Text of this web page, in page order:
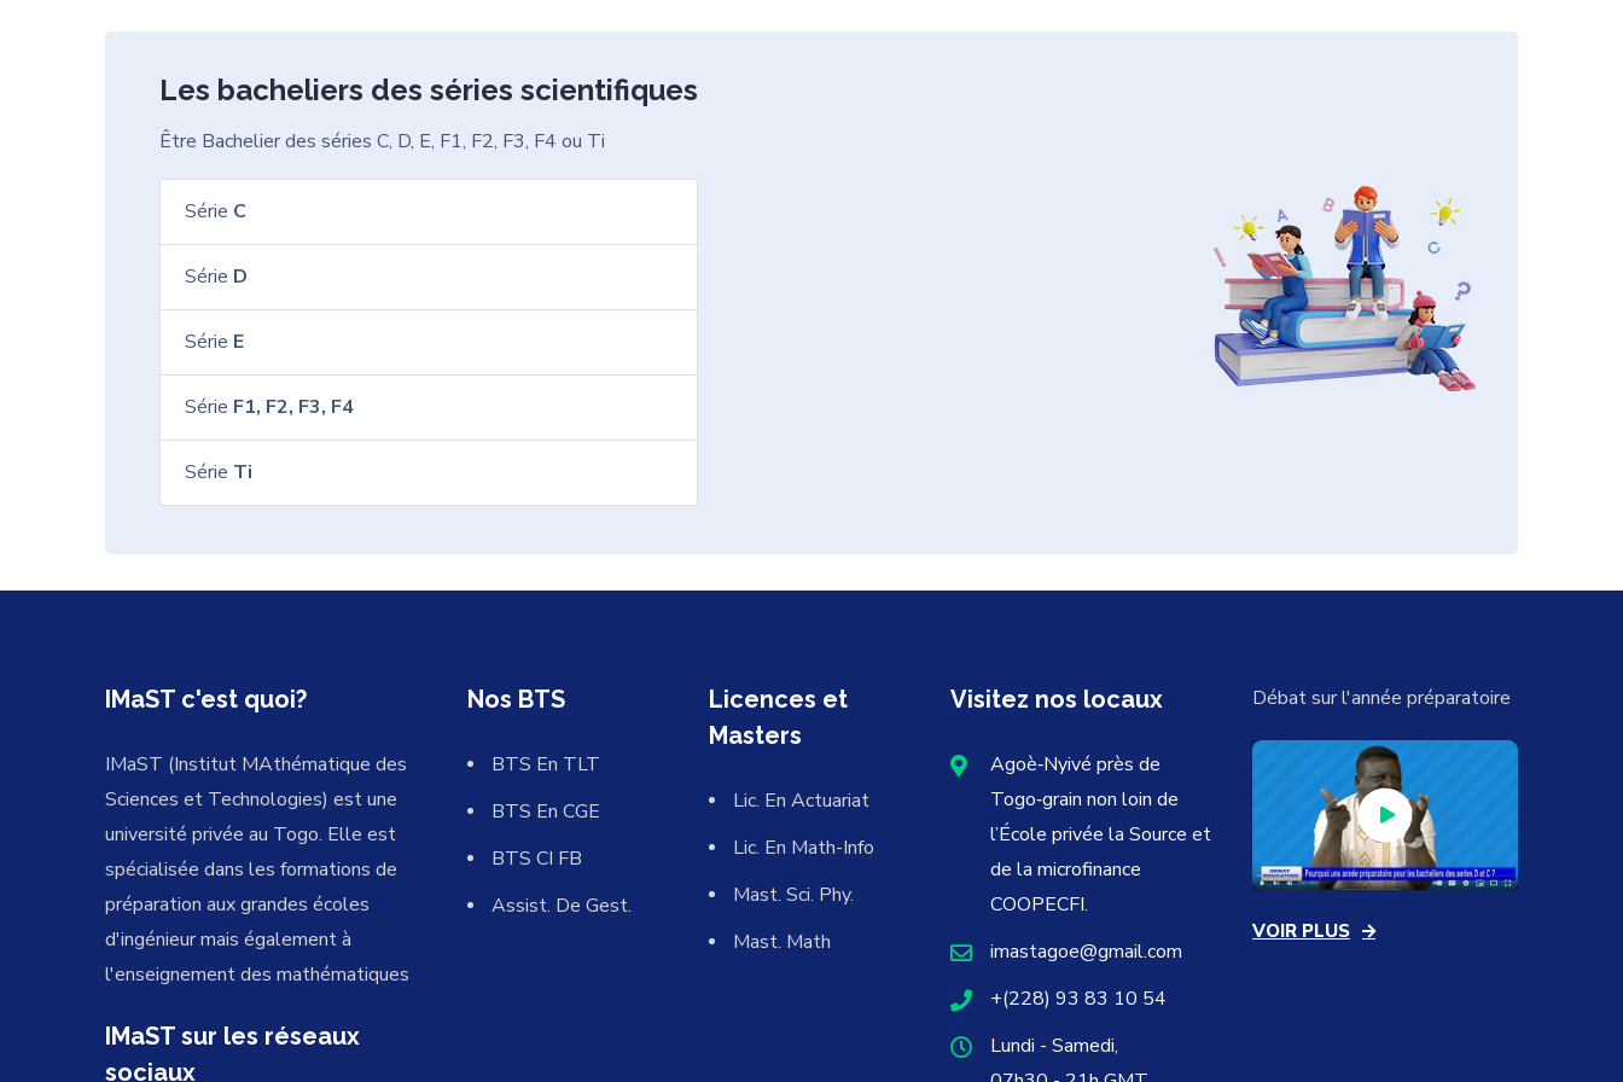
Les bacheliers des séries scientifiques
Être Bachelier des séries C, D, E, F1, F2, F3, F4 ou Ti
Série C
Série D
Série E
Série F1, F2, F3, F4
Série Ti
IMaST c'est quoi?
IMaST (Institut MAthématique des
Sciences et Technologies) est une
université privée au Togo. Elle est
spécialisée dans les formations de
préparation aux grandes écoles
d'ingénieur mais également à
l'enseignement des mathématiques
IMaST sur les réseaux
sociaux
Nos BTS
BTS En TLT
BTS En CGE
BTS CI FB
Assist. De Gest.
Licences et
Masters
Lic. En Actuariat
Lic. En Math-Info
Mast. Sci. Phy.
Mast. Math
Visitez nos locaux
Agoè‐Nyivé près de
Togo‐grain non loin de
l’École privée la Source et
de la microfinance
COOPECFI.
imastagoe@gmail.com
+(228) 93 83 10 54
Lundi - Samedi,
Débat sur l'année préparatoire
VOIR PLUS